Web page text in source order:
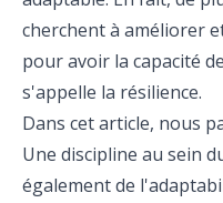
cherchent à améliorer
pour avoir la capacité
s'appelle la résilience.
Dans cet article, nous
Une discipline au sein
également de